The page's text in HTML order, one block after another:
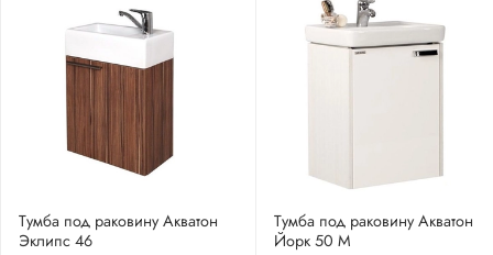
Тумба под раковину Акватон
Эклипс 46
Тумба под раковину Акватон
Йорк 50 М